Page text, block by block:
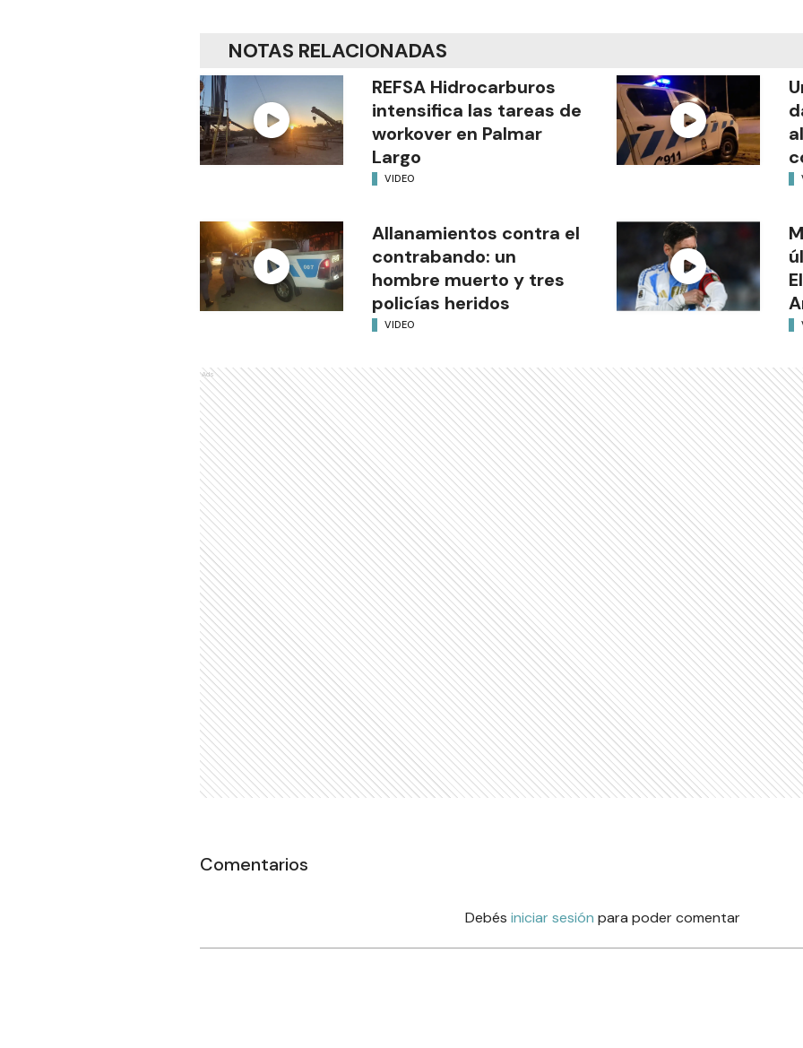
NOTAS RELACIONADAS
REFSA Hidrocarburos
intensifica las tareas de
workover en Palmar
Largo
VIDEO
Allanamientos contra el
contrabando: un
hombre muerto y tres
policías heridos
VIDEO
Ads
Comentarios
Debés iniciar sesión para poder comentar